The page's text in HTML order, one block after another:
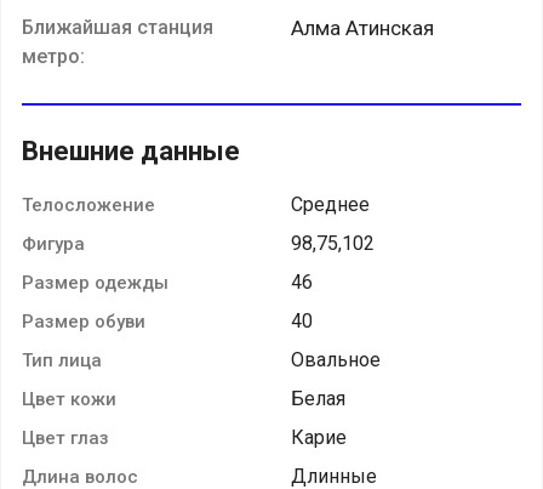
Ближайшая станция
метро:
Алма Атинская
Внешние данные
Телосложение Среднее
Фигура 98,75,102
Размер одежды 46
Размер обуви 40
Тип лица Овальное
Цвет кожи Белая
Цвет глаз Карие
Длина волос Длинные